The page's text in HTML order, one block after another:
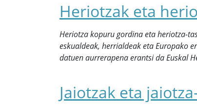
Heriotzak eta
Heriotza kopuru gordina eta heriotza-
eskualdeak, herrialdeak eta Europako
datuen aurrerapena erantsi da Euskal
Jaiotzak eta